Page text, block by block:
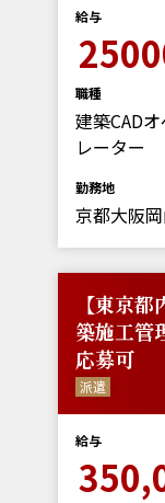
給与
職種
建築CADオ
レーター
勤務地
京都大阪
【東京
築施工管
応募可
派遣
給与